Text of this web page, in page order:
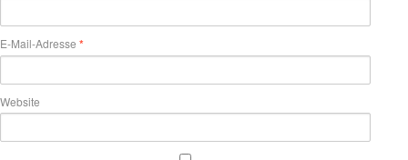
E-Mail-Adresse *
Website